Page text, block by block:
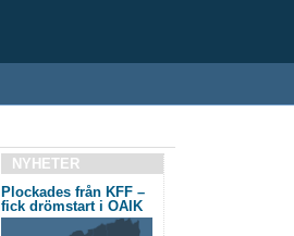
NYHETER
Plockades från KFF –
fick drömstart i OAIK